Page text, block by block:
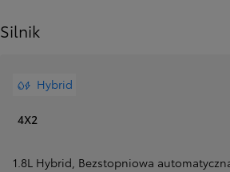
Silnik
Hybrid
4X2
1.8L Hybrid, Bezstopniowa